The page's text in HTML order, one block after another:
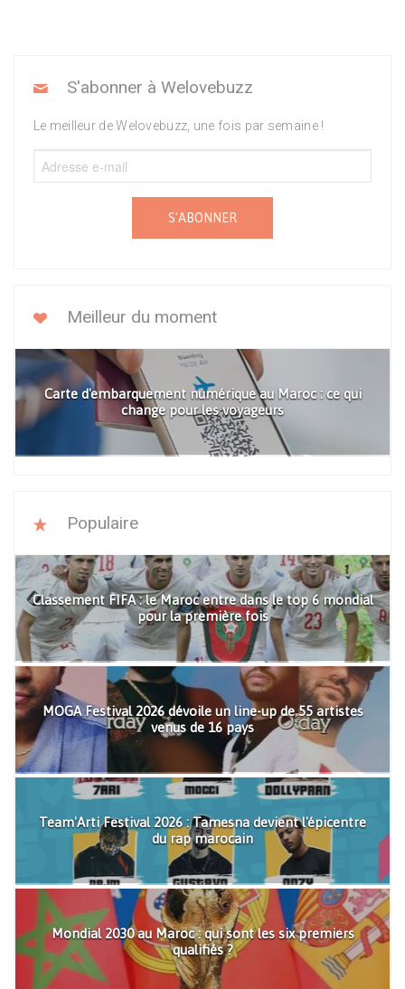
S'abonner à Welovebuzz
Le meilleur de Welovebuzz, une fois par semaine !
S'ABONNER
Meilleur du moment
Carte d'embarquement numérique au Maroc : ce qui
change pour les voyageurs
Populaire
Classement FIFA : le Maroc entre dans le top 6 mondial
pour la première fois
MOGA Festival 2026 dévoile un line-up de 55 artistes
venus de 16 pays
Team'Arti Festival 2026 : Tamesna devient l'épicentre
du rap marocain
Mondial 2030 au Maroc : qui sont les six premiers
qualifiés ?